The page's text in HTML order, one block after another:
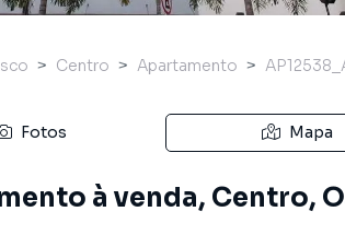
Centro Apartamento
Fotos Mapa
à venda, Centro,